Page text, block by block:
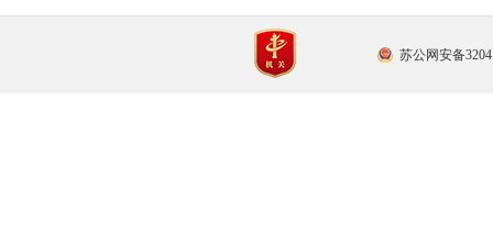
苏公网安备